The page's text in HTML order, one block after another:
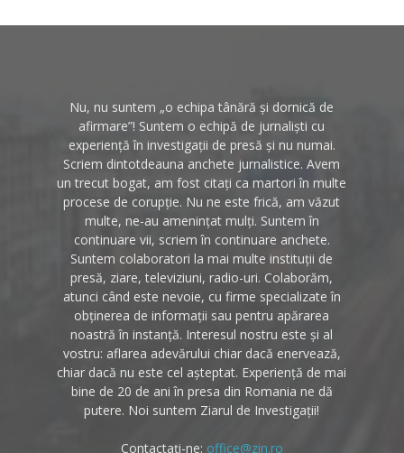
Nu, nu suntem „o echipa tânără și dornică de
afirmare”! Suntem o echipă de jurnaliști cu
experiență în investigații de presă și nu numai.
Scriem dintotdeauna anchete jurnalistice. Avem
un trecut bogat, am fost citați ca martori în multe
procese de corupție. Nu ne este frică, am văzut
multe, ne-au amenințat mulți. Suntem în
continuare vii, scriem în continuare anchete.
Suntem colaboratori la mai multe instituții de
presă, ziare, televiziuni, radio-uri. Colaborăm,
atunci când este nevoie, cu firme specializate în
obținerea de informații sau pentru apărarea
noastră în instanță. Interesul nostru este și al
vostru: aflarea adevărului chiar dacă enervează,
chiar dacă nu este cel așteptat. Experiență de mai
bine de 20 de ani în presa din Romania ne dă
putere. Noi suntem Ziarul de Investigații!
Contactați-ne: office@zin.ro